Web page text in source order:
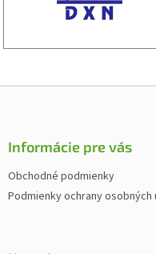
Z
Informácie pre vás
Obchodné podmienky
Podmienky ochrany osobných